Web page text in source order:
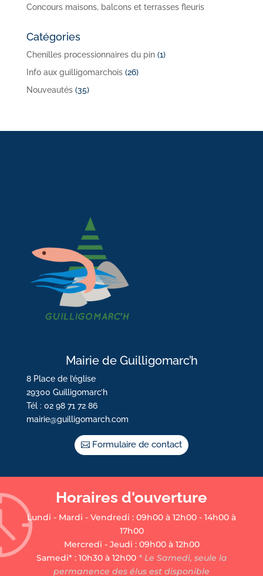
Concours maisons, balcons et terrasses fleuris
Catégories
Chenilles processionnaires du pin(1)
Info aux guilligomarchois(26)
Nouveautés(35)
Mairie de Guilligomarc’h
8 Place de l’église
29300 Guilligomarc’h
Tél : 02 98 71 72 86
mairie@guilligomarch.com
Formulaire de contact
Horaires d'ouverture
Lundi - Mardi - Vendredi : 09h00 à 12h00 - 14h00 à
17h00
Mercredi - Jeudi : 09h00 à 12h00
Samedi* : 10h30 à 12h00* Le Samedi, seule la
permanence des élus est disponible